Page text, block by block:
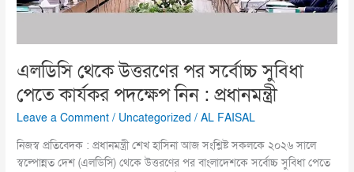
এলডিসি থেকে উত্তরণের পর সর্বোচ্চ সুবিধা
পেতে কার্যকর পদক্ষেপ নিন : প্রধানমন্ত্রী
Leave a Comment / Uncategorized /AL FAISAL
নিজস্ব প্রতিবেদক : প্রধানমন্ত্রী শেখ হাসিনা আজ সংশ্লিষ্ট সকলকে ২০২৬ সালে
স্বল্পোন্নত দেশ (এলডিসি) থেকে উত্তরণের পর বাংলাদেশকে সর্বোচ্চ সুবিধা পেতে
পদক্ষেপ
:
প্রধানমন্ত্রী